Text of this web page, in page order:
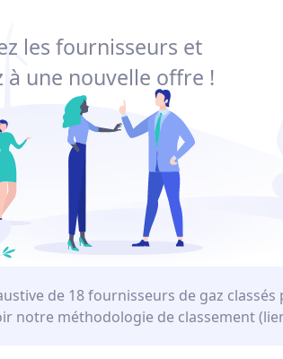
les fournisseurs et
à une nouvelle offre !
de 18 fournisseurs de gaz
notre méthodologie de classement